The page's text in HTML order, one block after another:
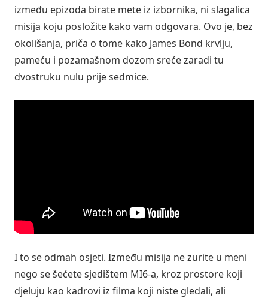
između epizoda birate mete iz izbornika, ni slagalica
misija koju posložite kako vam odgovara. Ovo je, bez
okolišanja, priča o tome kako James Bond krvlju,
pameću i pozamašnom dozom sreće zaradi tu
dvostruku nulu prije sedmice.
I to se odmah osjeti. Između misija ne zurite u meni
nego se šećete sjedištem MI6-a, kroz prostore koji
djeluju kao kadrovi iz filma koji niste gledali, ali